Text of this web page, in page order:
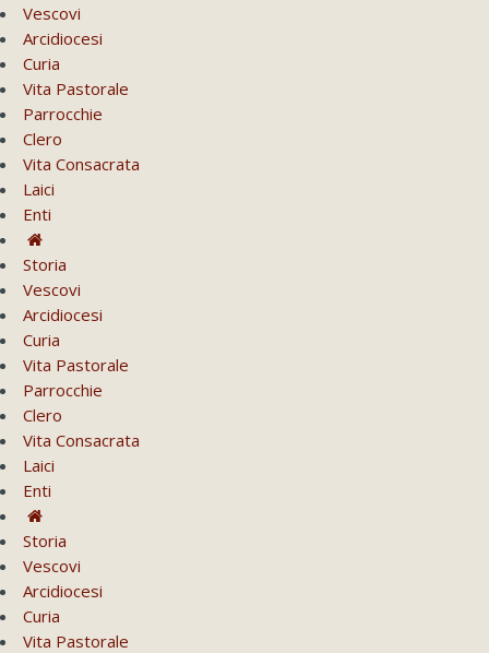
Vescovi
Arcidiocesi
Curia
Vita Pastorale
Parrocchie
Clero
Vita Consacrata
Laici
Enti
Storia
Vescovi
Arcidiocesi
Curia
Vita Pastorale
Parrocchie
Clero
Vita Consacrata
Laici
Enti
Storia
Vescovi
Arcidiocesi
Curia
Vita Pastorale